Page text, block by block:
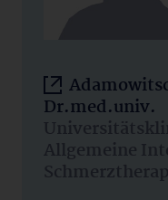
Dr.med.univ.
Allgemeine